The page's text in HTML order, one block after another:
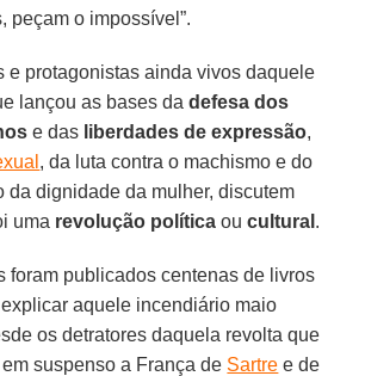
peçam o impossível”.
e protagonistas ainda vivos daquele
lançou as bases dadefesa dos
e das liberdades de expressão,
, da luta contra o machismo e do
da dignidade da mulher, discutem
uma revolução política oucultural .
foram publicados centenas de livros
aquele incendiário maio
os detratores daquela revolta que
suspenso a França de Sartre e de